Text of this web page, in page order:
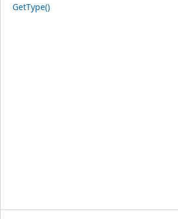
GetType()